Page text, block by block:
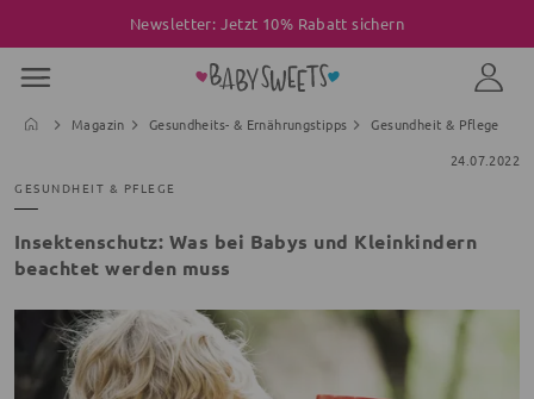
Newsletter: Jetzt 10% Rabatt sichern
Magazin Gesundheits- & Ernährungstipps
Gesundheit & Pflege
24.07.2022
GESUNDHEIT & PFLEGE
Insektenschutz: Was bei Babys und Kleinkindern
beachtet werden muss